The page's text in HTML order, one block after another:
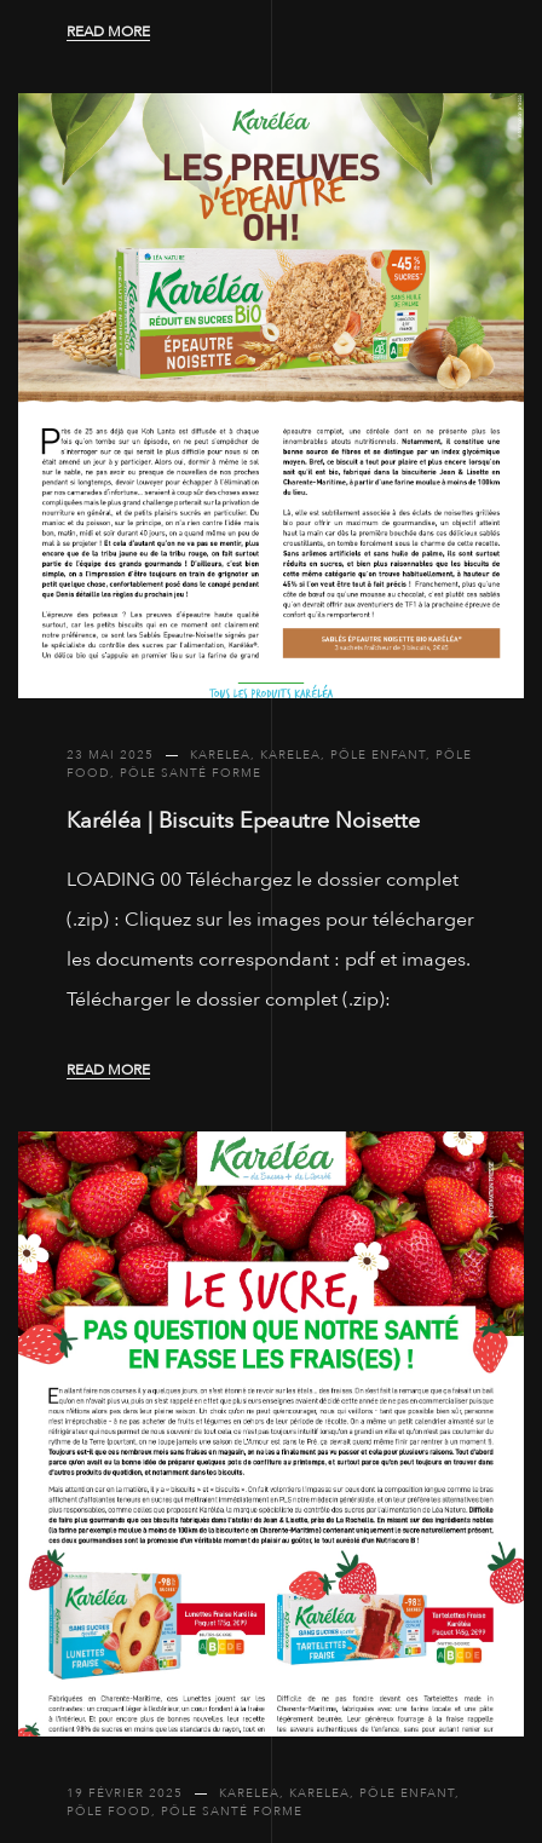
READ MORE
23 MAI 2025 KARELEA, KARELEA, PÔLE ENFANT, PÔLE
FOOD, PÔLE SANTÉ FORME
Karéléa | Biscuits Epeautre Noisette
LOADING 00 Téléchargez le dossier complet
(.zip) : Cliquez sur les images pour télécharger
les documents correspondant : pdf et images.
Télécharger le dossier complet (.zip):
READ MORE
19 FÉVRIER 2025 KARELEA, KARELEA, PÔLE ENFANT,
PÔLE FOOD, PÔLE SANTÉ FORME